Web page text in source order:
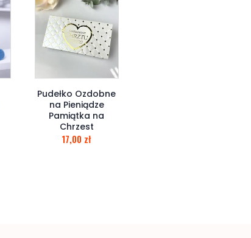
Pudełko Ozdobne
na Pieniądze
Pamiątka na
Chrzest
17,00 zł